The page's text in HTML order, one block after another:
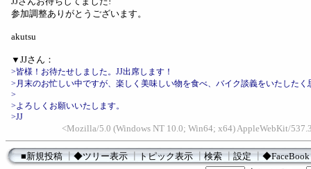
参加調整ありがとうございます。
akutsu
▼JJさん：
>皆様！お待たせしました。JJ出席します！
>月末のお忙しい中ですが、楽しく美味しい物を食べ、バイク談義をいたしたく
>
>よろしくお願いいたします。
>JJ
<Mozilla/5.0 (Windows NT 10.0; Win64; x64) AppleWebKit/
■新規投稿┃◆ツリー表示┃トピック表示┃検索┃設定┃◆FaceBook